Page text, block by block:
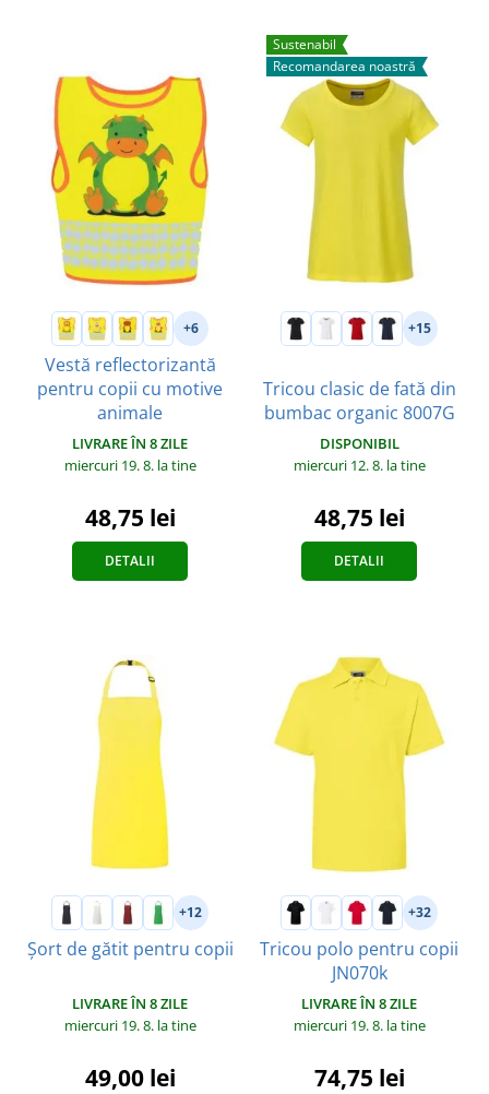
+6
Vestă reflectorizantă
pentru copii cu motive
animale
LIVRARE ÎN 8 ZILE
miercuri 19. 8. la tine
48,75 lei
DETALII
Sustenabil
Recomandarea noastră
+15
Tricou clasic de fată din
bumbac organic 8007G
DISPONIBIL
miercuri 12. 8. la tine
48,75 lei
DETALII
+12
Șort de gătit pentru copii
LIVRARE ÎN 8 ZILE
miercuri 19. 8. la tine
49,00 lei
+32
Tricou polo pentru copii
JN070k
LIVRARE ÎN 8 ZILE
miercuri 19. 8. la tine
74,75 lei